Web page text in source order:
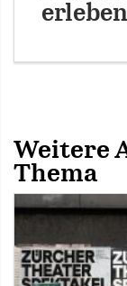
erleben
Weitere
Thema